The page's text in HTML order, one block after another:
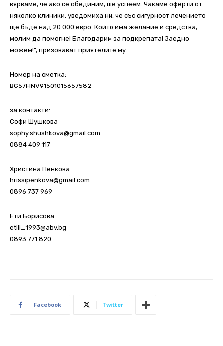
вярвамe, че ако се обединим, ще успеем. Чакаме оферти от
няколко клиники, уведомиха ни, че със сигурност лечението
ще бъде над 20 000 евро. Който има желание и средства,
молим да помогне! Благодарим за подкрепата! Заедно
можем!”, призовават приятелите му.
Номер на сметка:
BG57FINV91501015657582
за контакти:
Софи Шушкова
sophy.shushkova@gmail.com
0884 409 117
Христина Пенкова
hrissipenkova@gmail.com
0896 737 969
Ети Борисова
etiii_1993@abv.bg
0893 771 820
Facebook Twitter